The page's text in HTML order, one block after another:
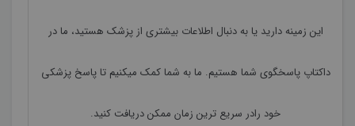
این زمینه دارید یا به دنبال اطلاعات بیشتری از پزشک هستید، ما در
داکتاپ پاسخگوی شما هستیم. ما به شما کمک میکنیم تا پاسخ پزشکی
خود رادر سریع ترین زمان ممکن دریافت کنید.